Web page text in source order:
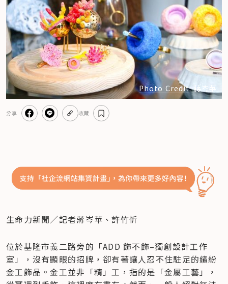
Photo Credit: 蔣岑苹
分享 收藏
生命力新聞／記者蔣岑苹、許竹忻
位於基隆市義二路旁的「ADD 飾不飾–獨創設計工作
室」，沒有顯眼的招牌，卻有著讓人忍不住駐足的繽紛
金工飾品。金工並非「精」工，指的是「金屬工藝」，